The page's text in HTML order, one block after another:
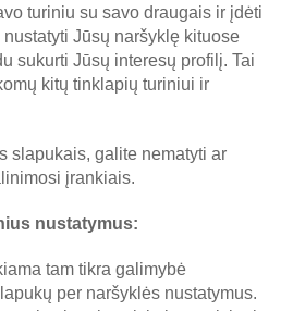
turiniu su savo draugais ir įdėti
Jūsų naršyklę kituose
sukurti Jūsų interesų profilį. Tai
kitų tinklapių turiniui ir
slapukais, galite nematyti ar
įrankiais.
nustatymus:
tam tikra galimybė
per naršyklės nustatymus.